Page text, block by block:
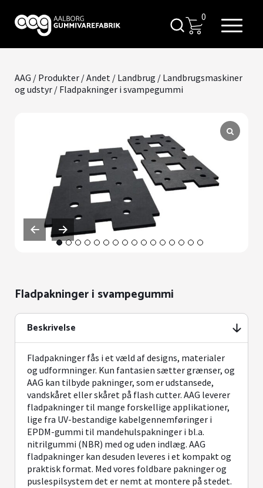
0
AAG / Produkter /Andet / Landbrug / Landbrugsmaskiner
og udstyr / Fladpakninger i svampegummi
Fladpakninger i svampegummi
Beskrivelse
Fladpakninger fås i et væld af designs, materialer
og udformninger. Kun fantasien sætter grænser, og
AAG kan tilbyde pakninger, som er udstansede,
vandskåret eller skåret på flash cutter. AAG leverer
fladpakninger til mange forskellige applikationer,
lige fra UV-bestandige kabelgennemføringer i
EPDM-gummi til mandehulspakninger i bl.a.
nitrilgummi (NBR) med og uden indlæg. AAG
fladpakninger kan desuden leveres i et kompakt og
praktisk format. Med vores foldbare pakninger og
puslespilsystem det er nemt at montere på stedet.